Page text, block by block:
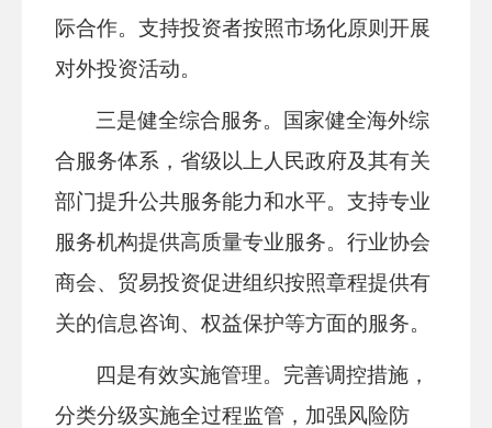
际合作。支持投资者按照市场化原则开展
对外投资活动。
三是健全综合服务。国家健全海外综
合服务体系，省级以上人民政府及其有关
部门提升公共服务能力和水平。支持专业
服务机构提供高质量专业服务。行业协会
商会、贸易投资促进组织按照章程提供有
关的信息咨询、权益保护等方面的服务。
四是有效实施管理。完善调控措施，
分类分级实施全过程监管，加强风险防